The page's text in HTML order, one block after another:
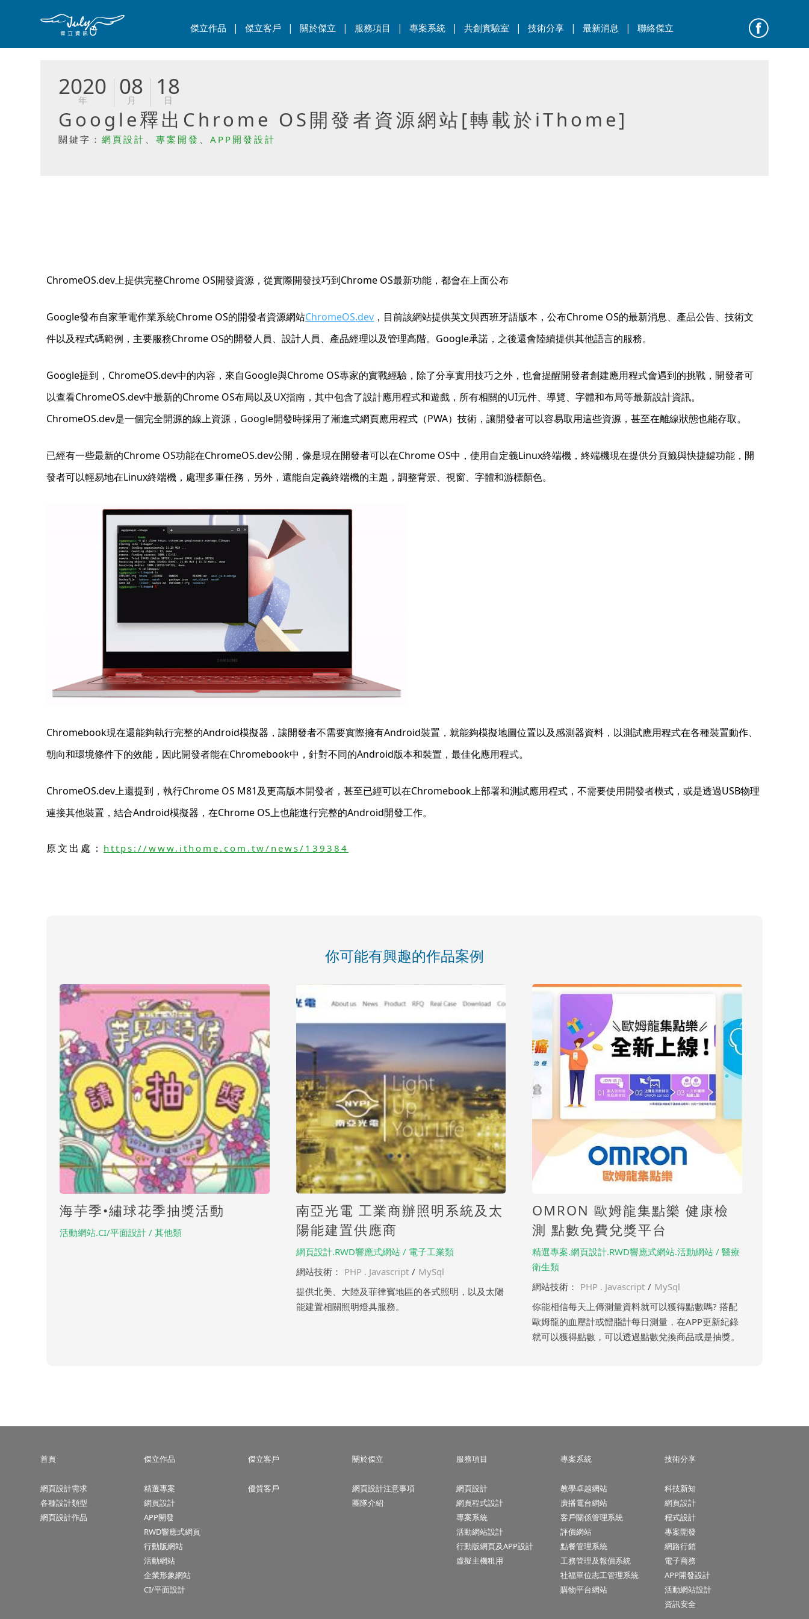
傑立作品 | 傑立客戶 | 關於傑立 | 服務項目 | 專案系統| 共創實驗室 | 技術分享| 最新消息 | 聯絡傑立
2020
年 08
月 18
日
Google釋出Chrome OS開發者資源網站[轉載於iThome]
關鍵字： 網頁設計 、 專案開發 、 APP開發設計
ChromeOS.dev上提供完整Chrome OS開發資源，從實際開發技巧到Chrome OS最新功能，都會在上面公布
Google發布自家筆電作業系統Chrome OS的開發者資源網站ChromeOS.dev ，目前該網站提供英文與西班牙語版本，公布Chrome OS的最新消息、產品公告、技術文
件以及程式碼範例，主要服務Chrome OS的開發人員、設計人員、產品經理以及管理高階。Google承諾，之後還會陸續提供其他語言的服務。
Google提到，ChromeOS.dev中的內容，來自Google與Chrome OS專家的實戰經驗，除了分享實用技巧之外，也會提醒開發者創建應用程式會遇到的挑戰，開發者可
以查看ChromeOS.dev中最新的Chrome OS布局以及UX指南，其中包含了設計應用程式和遊戲，所有相關的UI元件、導覽、字體和布局等最新設計資訊。
ChromeOS.dev是一個完全開源的線上資源，Google開發時採用了漸進式網頁應用程式（PWA）技術，讓開發者可以容易取用這些資源，甚至在離線狀態也能存取。
已經有一些最新的Chrome OS功能在ChromeOS.dev公開，像是現在開發者可以在Chrome OS中，使用自定義Linux終端機，終端機現在提供分頁籤與快捷鍵功能，開
發者可以輕易地在Linux終端機，處理多重任務，另外，還能自定義終端機的主題，調整背景、視窗、字體和游標顏色。
Chromebook現在還能夠執行完整的Android模擬器，讓開發者不需要實際擁有Android裝置，就能夠模擬地圖位置以及感測器資料，以測試應用程式在各種裝置動作、
朝向和環境條件下的效能，因此開發者能在Chromebook中，針對不同的Android版本和裝置，最佳化應用程式。
ChromeOS.dev上還提到，執行Chrome OS M81及更高版本開發者，甚至已經可以在Chromebook上部署和測試應用程式，不需要使用開發者模式，或是透過USB物理
連接其他裝置，結合Android模擬器，在Chrome OS上也能進行完整的Android開發工作。
原文出處： https://www.ithome.com.tw/news/139384
你可能有興趣的作品案例
海芋季•繡球花季抽獎活動
活動網站.CI/平面設計 / 其他類
南亞光電 工業商辦照明系統及太
陽能建置供應商
網頁設計.RWD響應式網站 / 電子工業類
網站技術： PHP . Javascript / MySql
提供北美、大陸及菲律賓地區的各式照明，以及太陽
能建置相關照明燈具服務。
OMRON 歐姆龍集點樂 健康檢
測 點數免費兌獎平台
精選專案.網頁設計.RWD響應式網站.活動網站 / 醫療
衛生類
網站技術： PHP . Javascript / MySql
你能相信每天上傳測量資料就可以獲得點數嗎? 搭配
歐姆龍的血壓計或體脂計每日測量，在APP更新紀錄
就可以獲得點數，可以透過點數兌換商品或是抽獎。
首頁
網頁設計需求
各種設計類型
網頁設計作品
傑立作品
精選專案
網頁設計
APP開發
RWD響應式網頁
行動版網站
活動網站
企業形象網站
CI/平面設計
傑立客戶
優質客戶
關於傑立
網頁設計注意事項
團隊介紹
服務項目
網頁設計
網頁程式設計
專案系統
活動網站設計
行動版網頁及APP設計
虛擬主機租用
專案系統
教學卓越網站
廣播電台網站
客戶關係管理系統
評價網站
點餐管理系統
工務管理及報價系統
社福單位志工管理系統
購物平台網站
技術分享
科技新知
網頁設計
程式設計
專案開發
網路行銷
電子商務
APP開發設計
活動網站設計
資訊安全